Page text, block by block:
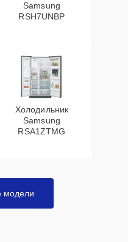
Samsung
RSH7UNBP
Холодильник
Samsung
RSA1ZTMG
модели